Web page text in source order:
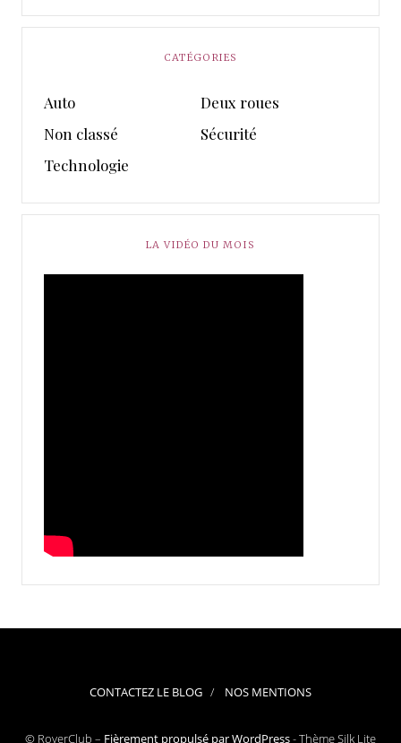
CATÉGORIES
Auto
Deux roues
Non classé
Sécurité
Technologie
LA VIDÉO DU MOIS
CONTACTEZ LE BLOG NOS MENTIONS
© RoverClub – Fièrement propulsé par WordPress-Thème Silk Lite